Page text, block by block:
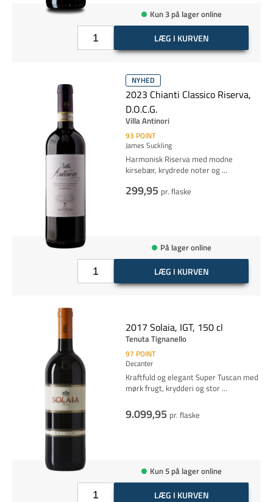
Kun 3 på lager online
LÆG I KURVEN
NYHED
2023 Chianti Classico Riserva,
D.O.C.G.
Villa Antinori
93 POINT
James Suckling
Harmonisk Riserva med modne
kirsebær, krydrede noter og ...
299,95 pr. flaske
På lager online
LÆG I KURVEN
2017 Solaia, IGT, 150 cl
Tenuta Tignanello
97 POINT
Decanter
Kraftfuld og elegant Super Tuscan med
mørk frugt, krydderi og stor ...
9.099,95 pr. flaske
Kun 5 på lager online
LÆG I KURVEN